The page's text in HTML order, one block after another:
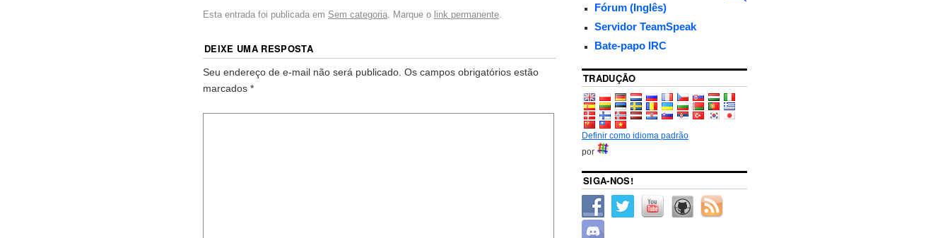
Esta entrada foi publicada em Sem categoria . Marque o link permanente
DEIXE UMA RESPOSTA
Seu endereço de e-mail não será publicado. Os campos obrigatórios estão
marcados *
Fórum (Inglês)
Servidor TeamSpeak
Bate-papo IRC
TRADUÇÃO
Definir como idioma padrão
por
SIGA-NOS!